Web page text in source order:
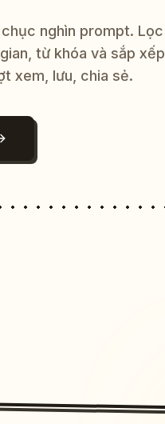
nghìn prompt. Lọc
từ khóa và sắp xếp
xem, lưu, chia sẻ.